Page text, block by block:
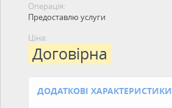
Операція:
Предоставлю услуги
Ціна:
Договірна
ДОДАТКОВІ ХАРАКТЕРИСТИКИ